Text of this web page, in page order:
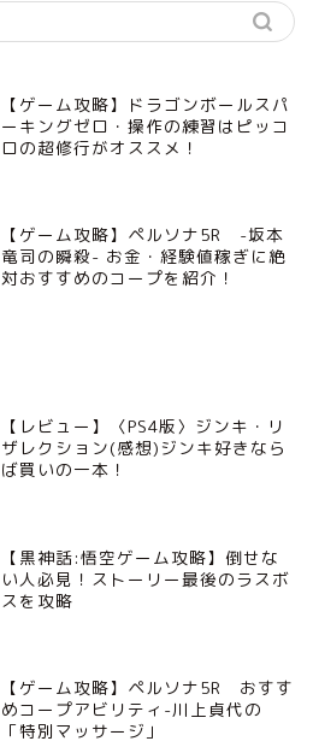
【ゲーム攻略】ドラゴンボールスパ
ーキングゼロ・操作の練習はピッコ
ロの超修行がオススメ！
【ゲーム攻略】ペルソナ5R -坂本
竜司の瞬殺- お金・経験値稼ぎに絶
対おすすめのコープを紹介！
【レビュー】〈PS4版〉ジンキ・リ
ザレクション(感想)ジンキ好きなら
ば買いの一本！
【黒神話:悟空ゲーム攻略】倒せな
い人必見！ストーリー最後のラスボ
スを攻略
【ゲーム攻略】ペルソナ5R おすす
めコープアビリティ-川上貞代の
「特別マッサージ」